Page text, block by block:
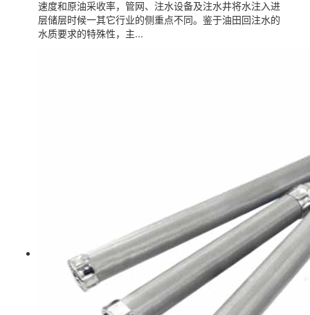
速度和原油采收率，管网、注水设备及注水井将水注入进
层储层时候一其它行业的侧重点不同。鉴于油田回注水的
水质要求的特殊性，主...